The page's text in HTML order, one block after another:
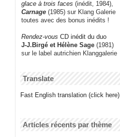
glace à trois faces (inédit, 1984),
Carnage (1985) sur Klang Galerie
toutes avec des bonus inédits !
Rendez-vous CD inédit du duo
J-J.Birgé et Hélène Sage (1981)
sur le label autrichien Klanggalerie
Translate
Fast English translation (click here)
Articles récents par thème